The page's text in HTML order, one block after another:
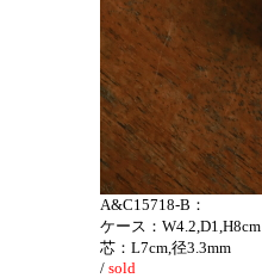
A&C15718-B：
ケース：W4.2,D1,H8cm
芯：L7cm,径3.3mm
/ sold